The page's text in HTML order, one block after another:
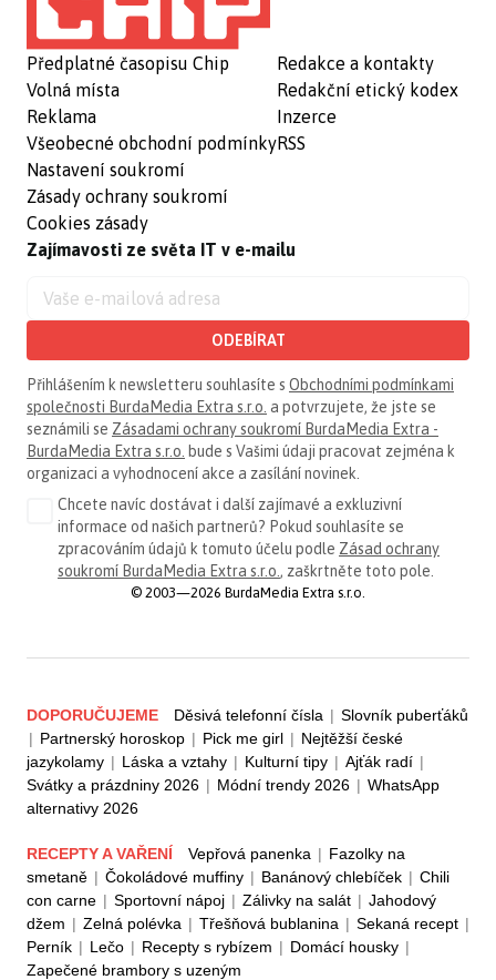
Předplatné časopisu Chip
Volná místa
Reklama
Všeobecné obchodní podmínky
Nastavení soukromí
Zásady ochrany soukromí
Cookies zásady
Redakce a kontakty
Redakční etický kodex
Inzerce
RSS
Zajímavosti ze světa IT v e-mailu
ODEBÍRAT
Přihlášením k newsletteru souhlasíte s Obchodními podmínkami
společnosti BurdaMedia Extra s.r.o. a potvrzujete, že jste se
seznámili se Zásadami ochrany soukromí BurdaMedia Extra -
BurdaMedia Extra s.r.o. bude s Vašimi údaji pracovat zejména k
organizaci a vyhodnocení akce a zasílání novinek.
Chcete navíc dostávat i další zajímavé a exkluzivní
informace od našich partnerů? Pokud souhlasíte se
zpracováním údajů k tomuto účelu podle Zásad ochrany
soukromí BurdaMedia Extra s.r.o. , zaškrtněte toto pole.
© 2003—2026 BurdaMedia Extra s.r.o.
DOPORUČUJEME Děsivá telefonní čísla | Slovník puberťáků
| Partnerský horoskop | Pick me girl | Nejtěžší české
jazykolamy | Láska a vztahy | Kulturní tipy | Ajťák radí |
Svátky a prázdniny 2026 | Módní trendy 2026 | WhatsApp
alternativy 2026
RECEPTY A VAŘENÍ Vepřová panenka | Fazolky na
smetaně | Čokoládové muffiny | Banánový chlebíček | Chili
con carne | Sportovní nápoj | Zálivky na salát | Jahodový
džem | Zelná polévka | Třešňová bublanina | Sekaná recept |
Perník | Lečo | Recepty s rybízem | Domácí housky |
Zapečené brambory s uzeným